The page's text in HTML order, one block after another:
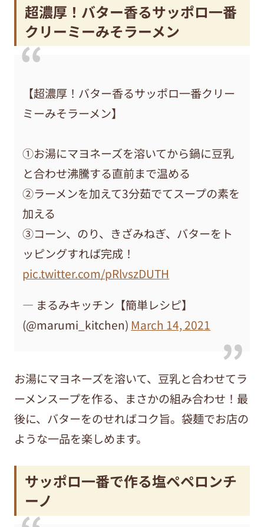
超濃厚！バター香るサッポロ一番
クリーミーみそラーメン
【超濃厚！バター香るサッポロ一番クリー
ミーみそラーメン】
①お湯にマヨネーズを溶いてから鍋に豆乳
と合わせ沸騰する直前まで温める
②ラーメンを加えて3分茹でてスープの素を
加える
③コーン、のり、きざみねぎ、バターをト
ッピングすれば完成！
pic.twitter.com/pRlvszDUTH
— まるみキッチン【簡単レシピ】
(@marumi_kitchen) March 14, 2021
お湯にマヨネーズを溶いて、豆乳と合わせてラ
ーメンスープを作る、まさかの組み合わせ！最
後に、バターをのせればコク旨。袋麺でお店の
ような一品を楽しめます。
サッポロ一番で作る塩ペペロンチ
ーノ